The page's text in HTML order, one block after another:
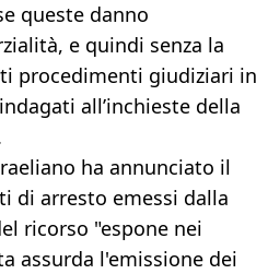
queste danno
e quindi senza la
procedimenti giudiziari in
all’inchieste della
ha annunciato il
di arresto emessi dalla
ricorso "espone nei
assurda l'emissione dei